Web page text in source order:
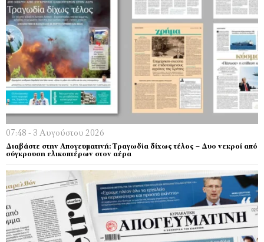
07:48 - 3 Αυγούστου 2026
Διαβάστε στην Απογευματινή: Τραγωδία δίχως τέλος – Δυο νεκροί από
σύγκρουση ελικοπτέρων στον αέρα